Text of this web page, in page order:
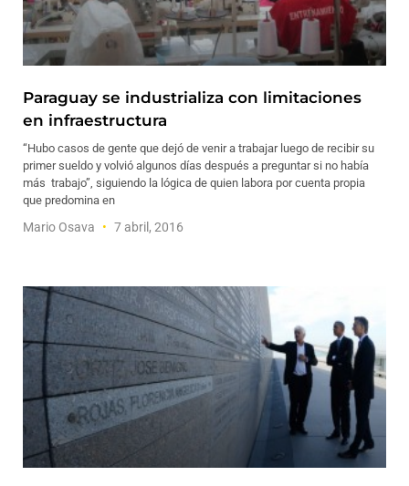
Paraguay se industrializa con limitaciones
en infraestructura
“Hubo casos de gente que dejó de venir a trabajar luego de recibir su
primer sueldo y volvió algunos días después a preguntar si no había
más trabajo”, siguiendo la lógica de quien labora por cuenta propia
que predomina en
Mario Osava 7 abril, 2016